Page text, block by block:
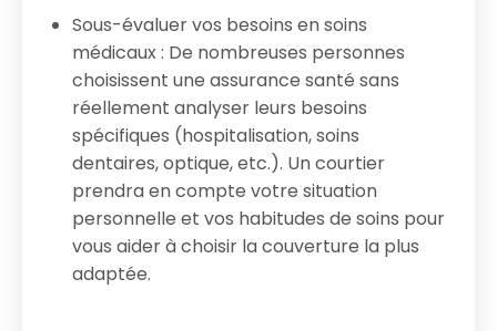
Sous-évaluer vos besoins en soins
médicaux : De nombreuses personnes
choisissent une assurance santé sans
réellement analyser leurs besoins
spécifiques (hospitalisation, soins
dentaires, optique, etc.). Un courtier
prendra en compte votre situation
personnelle et vos habitudes de soins pour
vous aider à choisir la couverture la plus
adaptée.